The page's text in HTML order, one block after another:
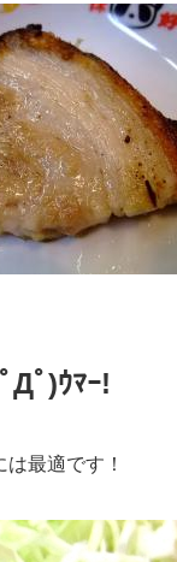
Дﾟ)ｳﾏｰ!
最適です！